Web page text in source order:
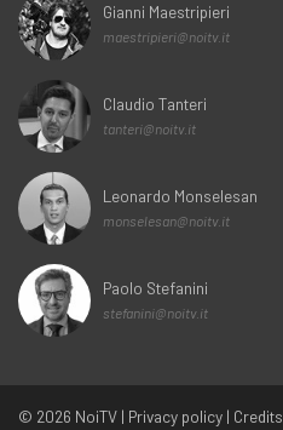
Gianni Maestripieri
maestripieri@noitv.it
Claudio Tanteri
tanteri@noitv.it
Leonardo Monselesan
monselesan@noitv.it
Paolo Stefanini
stefanini@noitv.it
© 2026 NoiTV | Privacy policy | Credits